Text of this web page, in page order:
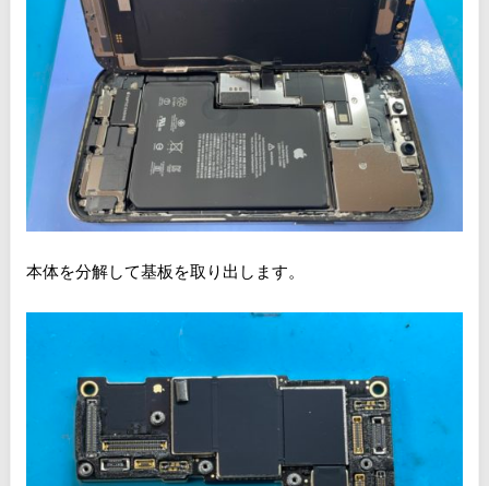
本体を分解して基板を取り出します。